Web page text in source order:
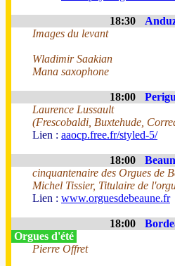
18:30
Images du levant
Wladimir Saakian
Mana saxophone
18:00
Laurence Lussault
(Frescobaldi, Buxtehude,
Lien : aaocp.free.fr/styled-5/
18:00
cinquantenaire des Orgues de
Michel Tissier, Titulaire de
Lien : www.orguesdebeaune.fr
18:00
Orgues d'été
Pierre Offret